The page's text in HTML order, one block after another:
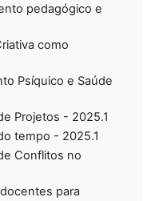
pedagógico e
como
Psíquico e Saúde
Projetos - 2025.1
tempo - 2025.1
Conflitos no
docentes para